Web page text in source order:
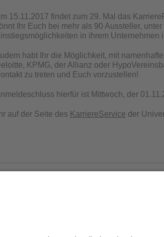
15.11.2017 findet zum 29. Mal das
Ihr Euch bei mehr als 90 Aussteller,
in ihrem Unternehmen
habt Ihr die Möglichkeit, mit
KPMG, der Allianz oder
zu treten und Euch vorzustellen!
hierfür ist Mittwoch, der
auf der Seite des KarriereService der